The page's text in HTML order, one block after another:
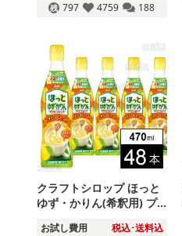
797 4759 188
クラフトシロップ ほっと
ゆず・かりん(希釈用) プ
お試し費用 税込･送料込